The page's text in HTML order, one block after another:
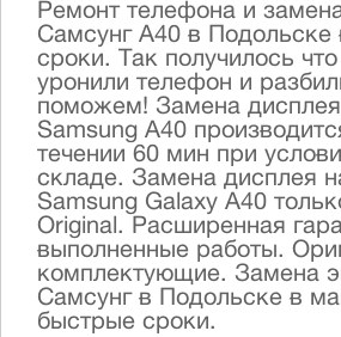
Ремонт телефона и
Самсунг А40 в
сроки. Так получилось
уронили телефон и
поможем! Замена
Samsung А40
течении 60 мин при
складе. Замена дисплея
Samsung Galaxy А40
Original. Расширенная
выполненные работы.
комплектующие. Замена
Самсунг в Подольске в
быстрые сроки.